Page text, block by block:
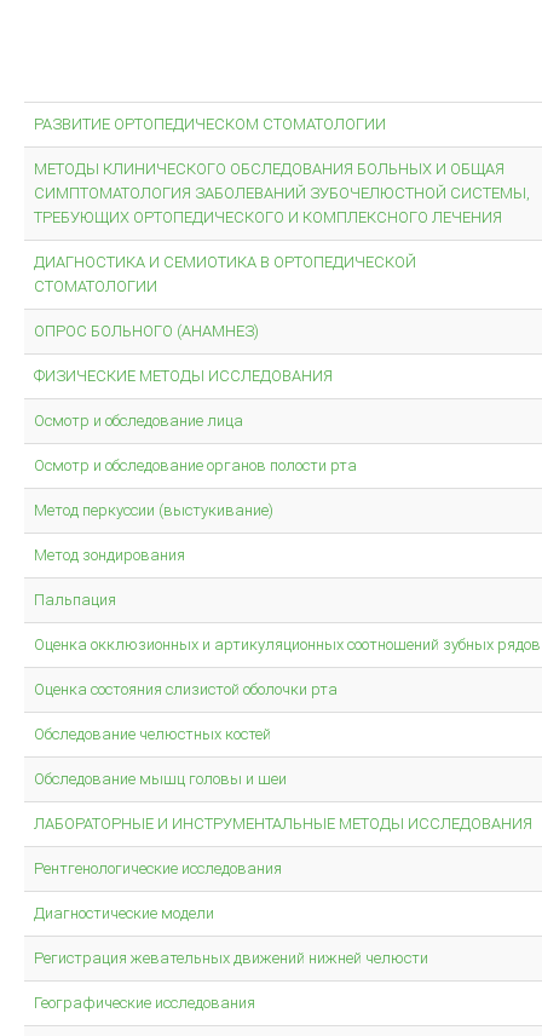
«обратного» планирования
Импланты.Эволюция.Актуальные протоколы замещения
передних зубов с помощью имплантатов
Регенеративные методы в имплантологии
ОБЩИЕ ВОПРОСЫ
Современные конструкции несъемных зубных протезов
Вольфрам Бюкинг Стоматологическая сокровищница
ЗУБОПРОТЕЗНАЯ ТЕХНИКА
ПРИЧИНЫ РАЗВИТИЯ
ДОВІДНИК З ОРТОПЕДИЧНОЇ СТОМАТОЛОГІЇ
КЛИНИЧЕСКАЯ ОРТОПЕДИЧЕСКАЯ СТОМАТОЛОГИЯ
ВОССТАНОВЛЕНИЕ КОНТАКТНЫХ ОБЛАСТЕЙ ЗУБОВ С ПОМОШЬЮ
МАТРИЧНЫХ СИСТЕМ
Ошибки в ортопедической стоматологии
Основы СТОМАТОЛОГИЧЕСКОГО МАТЕРИАЛОВЕДЕНИЯ
Техника фрезерования.
ОДОНТОПРЕПАРИРОВАНИЕ ПРИ ВОССТАНОВЛЕНИИ ДЕФЕКТОВ
ТВЕРДЫХ ТКАНЕЙ ЗУБОВ ВКЛАДКАМИ
Ортопедическая стоматология
Другое...
ЦВЕТОВЕДЕНИЕ В ЭСТЕТИЧЕСКОЙ СТОМАТОЛОГИИ
РАЗВИТИЕ ОРТОПЕДИЧЕСКОМ СТОМАТОЛОГИИ
МЕТОДЫ КЛИНИЧЕСКОГО ОБСЛЕДОВАНИЯ БОЛЬНЫХ И ОБЩАЯ
СИМПТОМАТОЛОГИЯ ЗАБОЛЕВАНИЙ ЗУБОЧЕЛЮСТНОЙ СИСТЕМЫ,
ТРЕБУЮЩИХ ОРТОПЕДИЧЕСКОГО И КОМПЛЕКСНОГО ЛЕЧЕНИЯ
ДИАГНОСТИКА И СЕМИОТИКА В ОРТОПЕДИЧЕСКОЙ
СТОМАТОЛОГИИ
ОПРОС БОЛЬНОГО (АНАМНЕЗ)
ФИЗИЧЕСКИЕ МЕТОДЫ ИССЛЕДОВАНИЯ
Осмотр и обследование лица
Осмотр и обследование органов полости рта
Метод перкуссии (выстукивание)
Метод зондирования
Пальпация
Оценка окклюзионных и артикуляционных соотношений зубных рядов
Оценка состояния слизистой оболочки рта
Обследование челюстных костей
Обследование мышц головы и шеи
ЛАБОРАТОРНЫЕ И ИНСТРУМЕНТАЛЬНЫЕ МЕТОДЫ ИССЛЕДОВАНИЯ
Рентгенологические исследования
Диагностические модели
Регистрация жевательных движений нижней челюсти
Географические исследования